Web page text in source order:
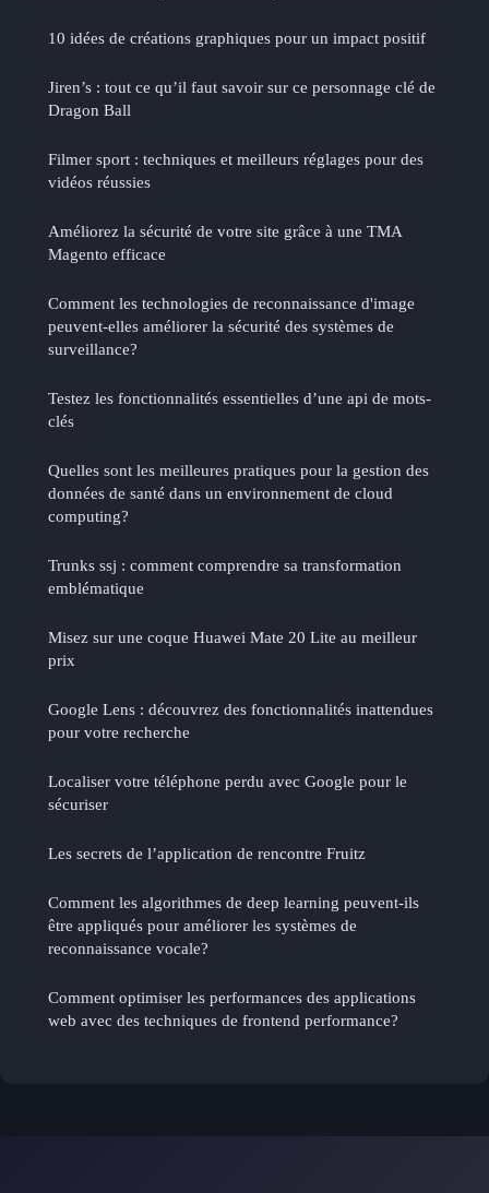
10 idées de créations graphiques pour un impact positif
Jiren’s : tout ce qu’il faut savoir sur ce personnage clé de
Dragon Ball
Filmer sport : techniques et meilleurs réglages pour des
vidéos réussies
Améliorez la sécurité de votre site grâce à une TMA
Magento efficace
Comment les technologies de reconnaissance d'image
peuvent-elles améliorer la sécurité des systèmes de
surveillance?
Testez les fonctionnalités essentielles d’une api de mots-
clés
Quelles sont les meilleures pratiques pour la gestion des
données de santé dans un environnement de cloud
computing?
Trunks ssj : comment comprendre sa transformation
emblématique
Misez sur une coque Huawei Mate 20 Lite au meilleur
prix
Google Lens : découvrez des fonctionnalités inattendues
pour votre recherche
Localiser votre téléphone perdu avec Google pour le
sécuriser
Les secrets de l’application de rencontre Fruitz
Comment les algorithmes de deep learning peuvent-ils
être appliqués pour améliorer les systèmes de
reconnaissance vocale?
Comment optimiser les performances des applications
web avec des techniques de frontend performance?